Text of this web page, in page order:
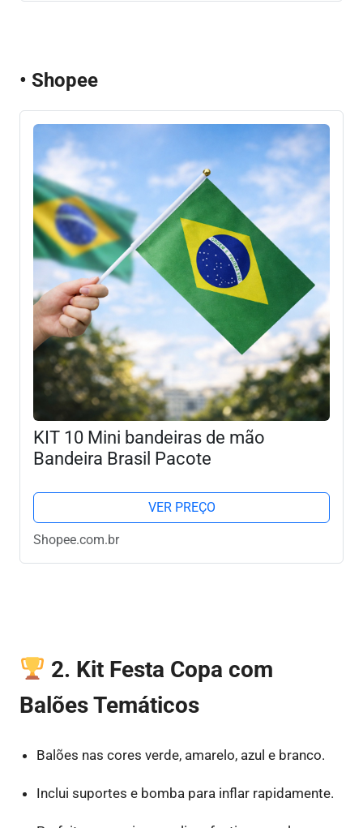
• Shopee
KIT 10 Mini bandeiras de mão
Bandeira Brasil Pacote
VER PREÇO
Shopee.com.br
2. Kit Festa Copa com
Balões Temáticos
Balões nas cores verde, amarelo, azul e branco.
Inclui suportes e bomba para inflar rapidamente.